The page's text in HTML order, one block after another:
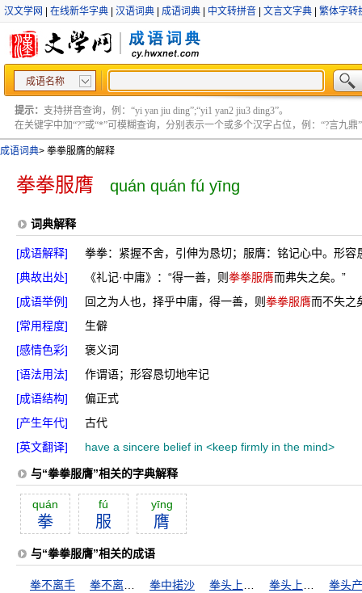
汉文学网 在线新华字典 汉语词典 成语词典 中文转拼音 文言文字典 繁体字转
成语名称
提示： 支持拼音查询，例：“yi yan jiu ding”;“yi1 yan2 jiu3 ding3”。
在关键字中加“?”或“*”可模糊查询，分别表示一个或多个汉字占位，例：“?言九鼎”
成语词典> 拳拳服膺的解释
拳拳服膺 quán quán fú yīng
词典解释
[成语解释]
拳拳：紧握不舍，引伸为恳切；服膺：铭记心中。形容
[典故出处]
《礼记·中庸》：“得一善，则 拳拳服膺而弗失之矣。”
[成语举例]
回之为人也，择乎中庸，得一善，则 拳拳服膺而不失之
[常用程度]
生僻
[感情色彩]
褒义词
[语法用法]
作谓语；形容恳切地牢记
[成语结构]
偏正式
[产生年代]
古代
[英文翻译]
have a sincere belief in <keep firmly in the mind>
与“拳拳服膺”相关的字典解释
quán
拳
fú
服
yīng
膺
与“拳拳服膺”相关的成语
拳不离手 拳中掿沙
拳头